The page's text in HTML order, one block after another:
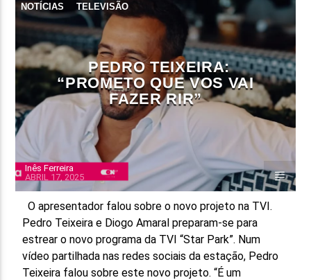
NOTÍCIAS TELEVISÃO
PEDRO TEIXEIRA:
“PROMETO QUE VOS VAI
FAZER RIR”
Inês Ferreira
ABRIL 17, 2025
O apresentador falou sobre o novo projeto na TVI.
Pedro Teixeira e Diogo Amaral preparam-se para
estrear o novo programa da TVI “Star Park”. Num
vídeo partilhada nas redes sociais da estação, Pedro
Teixeira falou sobre este novo projeto. “É um